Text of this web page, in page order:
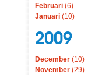
Februari (6)
Januari (10)
2009
December (10)
November (29)